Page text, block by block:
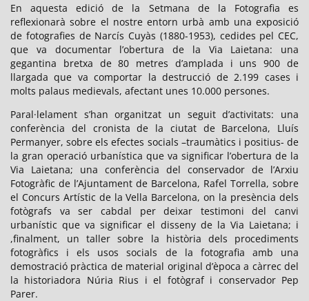
En aquesta edició de la Setmana de la Fotografia es
reflexionarà sobre el nostre entorn urbà amb una exposició
de fotografies de Narcís Cuyàs (1880-1953), cedides pel CEC,
que va documentar l’obertura de la Via Laietana: una
gegantina bretxa de 80 metres d’amplada i uns 900 de
llargada que va comportar la destrucció de 2.199 cases i
molts palaus medievals, afectant unes 10.000 persones.
Paral·lelament s’han organitzat un seguit d’activitats: una
conferència del cronista de la ciutat de Barcelona, Lluís
Permanyer, sobre els efectes socials –traumàtics i positius- de
la gran operació urbanística que va significar l’obertura de la
Via Laietana; una conferència del conservador de l’Arxiu
Fotogràfic de l’Ajuntament de Barcelona, Rafel Torrella, sobre
el Concurs Artístic de la Vella Barcelona, on la presència dels
fotògrafs va ser cabdal per deixar testimoni del canvi
urbanístic que va significar el disseny de la Via Laietana; i
,finalment, un taller sobre la història dels procediments
fotogràfics i els usos socials de la fotografia amb una
demostració pràctica de material original d’època a càrrec del
la historiadora Núria Rius i el fotògraf i conservador Pep
Parer.